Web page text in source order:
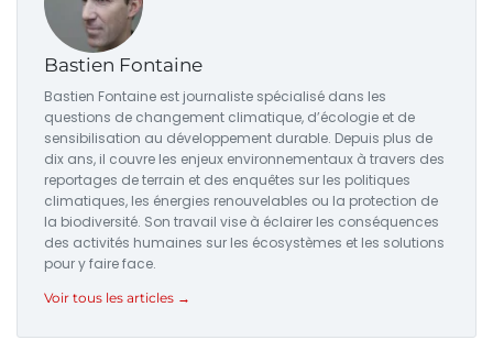
Bastien Fontaine
Bastien Fontaine est journaliste spécialisé dans les
questions de changement climatique, d’écologie et de
sensibilisation au développement durable. Depuis plus de
dix ans, il couvre les enjeux environnementaux à travers des
reportages de terrain et des enquêtes sur les politiques
climatiques, les énergies renouvelables ou la protection de
la biodiversité. Son travail vise à éclairer les conséquences
des activités humaines sur les écosystèmes et les solutions
pour y faire face.
Voir tous les articles →